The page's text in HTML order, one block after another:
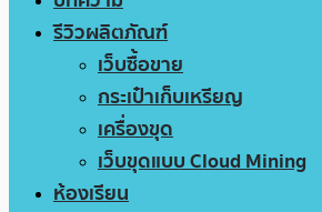
รีวิวผลิตภัณฑ์
เว็บซื้อขาย
กระเป๋าเก็บเหรียญ
เครื่องขุด
เว็บขุดแบบ Cloud Mining
ห้องเรียน